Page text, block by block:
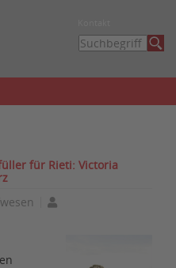
für Rieti: Victoria